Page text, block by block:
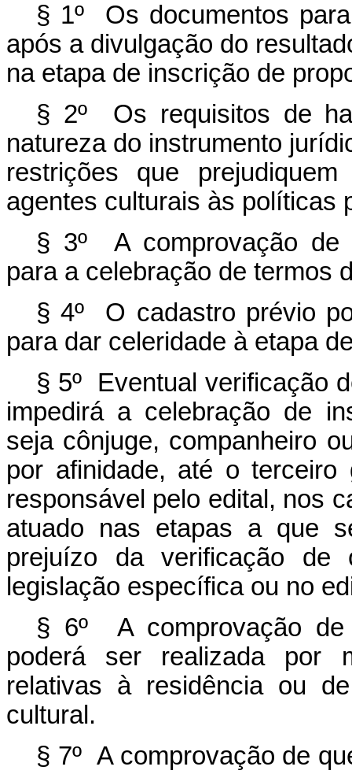
§ 1º Os documentos
após a divulgação do
na etapa de inscrição de
§ 2º Os requisitos de
natureza do instrumento
restrições que
agentes culturais às políticas
§ 3º A comprovação de
para a celebração de termos
§ 4º O cadastro prévio
para dar celeridade à etapa
§ 5º Eventual verificação
impedirá a celebração de
seja cônjuge, companheiro
por afinidade, até o
responsável pelo edital, nos
atuado nas etapas a que
prejuízo da verificação de
legislação específica ou no
§ 6º A comprovação de
poderá ser realizada por
relativas à residência ou
cultural.
§ 7º A comprovação de